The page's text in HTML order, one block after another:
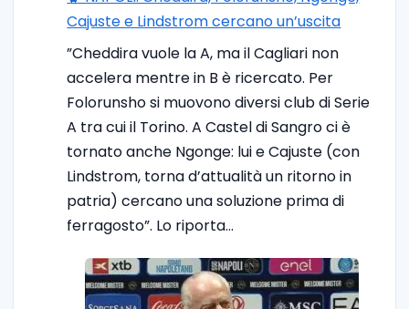
Cajuste e Lindstrom cercano un’uscita
”Cheddira vuole la A, ma il Cagliari non
accelera mentre in B è ricercato. Per
Folorunsho si muovono diversi club di Serie
A tra cui il Torino. A Castel di Sangro ci è
tornato anche Ngonge: lui e Cajuste (con
Lindstrom, torna d’attualità un ritorno in
patria) cercano una soluzione prima di
ferragosto”. Lo riporta…